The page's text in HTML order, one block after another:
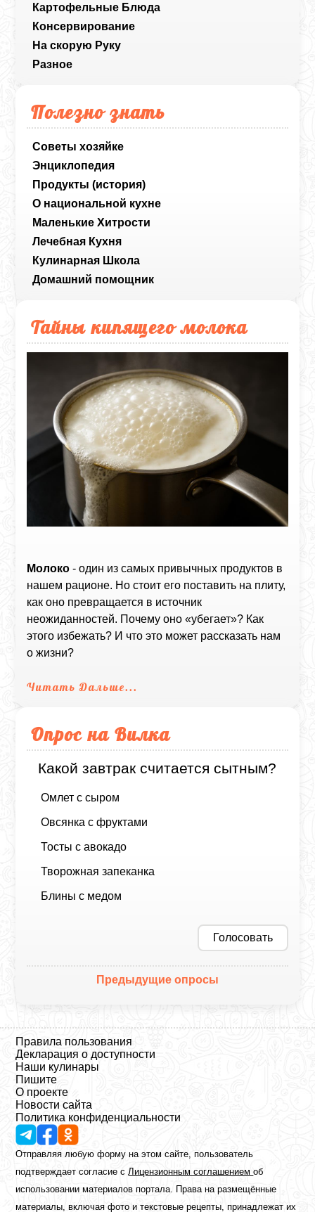
Картофельные Блюда
Консервирование
На скорую Руку
Разное
Полезно знать
Советы хозяйке
Энциклопедия
Продукты (история)
О национальной кухне
Маленькие Хитрости
Лечебная Кухня
Кулинарная Школа
Домашний помощник
Тайны кипящего молока
Молоко - один из самых привычных продуктов в
нашем рационе. Но стоит его поставить на плиту,
как оно превращается в источник
неожиданностей. Почему оно «убегает»? Как
этого избежать? И что это может рассказать нам
о жизни?
Читать Дальше...
Опрос на Вилка
Какой завтрак считается сытным?
Омлет с сыром
Овсянка с фруктами
Тосты с авокадо
Творожная запеканка
Блины с медом
Голосовать
Предыдущие опросы
Правила пользования
Декларация о доступности
Наши кулинары
Пишите
О проекте
Новости сайта
Политика конфиденциальности
Отправляя любую форму на этом сайте, пользователь
подтверждает согласие сЛицензионным соглашениемоб
использовании материалов портала. Права на размещённые
материалы, включая фото и текстовые рецепты, принадлежат их